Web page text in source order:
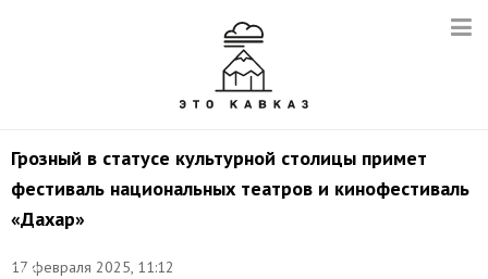
Грозный в статусе культурной столицы примет
фестиваль национальных театров и кинофестиваль
«Дахар»
17 февраля 2025, 11:12
Саид